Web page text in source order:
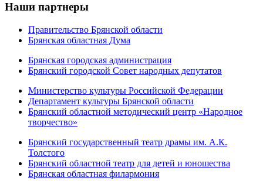
Наши партнеры
Правительство Брянской области
Брянская областная Дума
Брянская городская администрация
Брянский городской Совет народных депутатов
Министерство культуры Российской Федерации
Департамент культуры Брянской области
Брянский областной методический центр «Народное
творчество»
Брянский государственный театр драмы им. А.К.
Толстого
Брянский областной театр для детей и юношества
Брянская областная филармония